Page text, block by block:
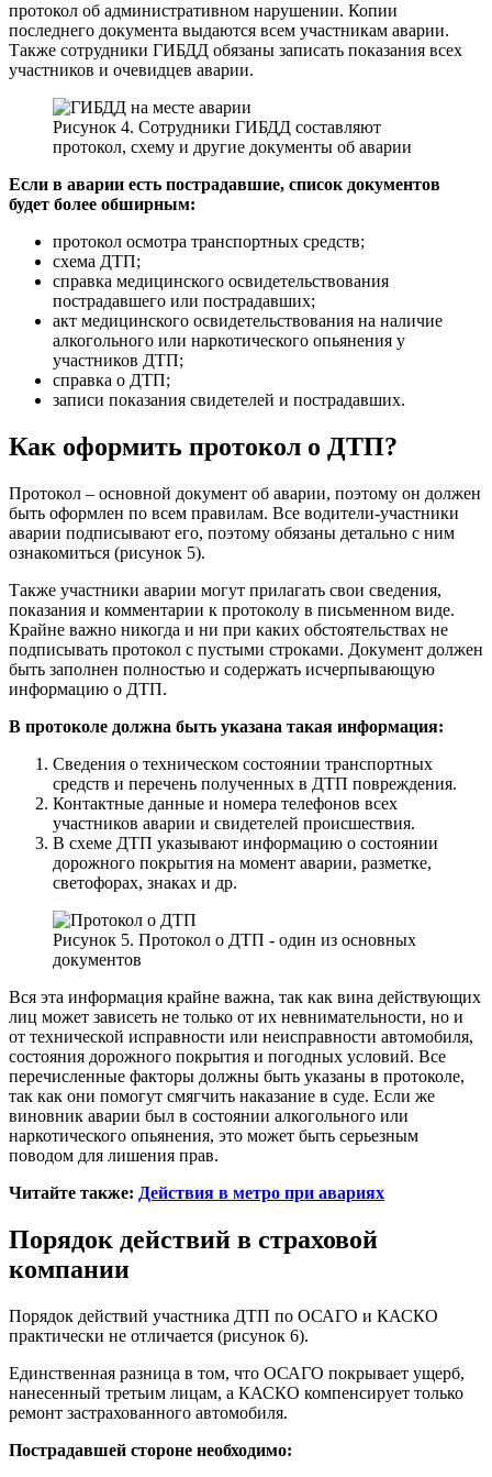
протокол об административном нарушении. Копии
последнего документа выдаются всем участникам аварии.
Также сотрудники ГИБДД обязаны записать показания всех
участников и очевидцев аварии.
Рисунок 4. Сотрудники ГИБДД составляют
протокол, схему и другие документы об аварии
Если в аварии есть пострадавшие, список документов
будет более обширным:
протокол осмотра транспортных средств;
схема ДТП;
справка медицинского освидетельствования
пострадавшего или пострадавших;
акт медицинского освидетельствования на наличие
алкогольного или наркотического опьянения у
участников ДТП;
справка о ДТП;
записи показания свидетелей и пострадавших.
Как оформить протокол о ДТП?
Протокол – основной документ об аварии, поэтому он должен
быть оформлен по всем правилам. Все водители-участники
аварии подписывают его, поэтому обязаны детально с ним
ознакомиться (рисунок 5).
Также участники аварии могут прилагать свои сведения,
показания и комментарии к протоколу в письменном виде.
Крайне важно никогда и ни при каких обстоятельствах не
подписывать протокол с пустыми строками. Документ должен
быть заполнен полностью и содержать исчерпывающую
информацию о ДТП.
В протоколе должна быть указана такая информация:
Сведения о техническом состоянии транспортных
средств и перечень полученных в ДТП повреждения.
Контактные данные и номера телефонов всех
участников аварии и свидетелей происшествия.
В схеме ДТП указывают информацию о состоянии
дорожного покрытия на момент аварии, разметке,
светофорах, знаках и др.
Рисунок 5. Протокол о ДТП - один из основных
документов
Вся эта информация крайне важна, так как вина действующих
лиц может зависеть не только от их невнимательности, но и
от технической исправности или неисправности автомобиля,
состояния дорожного покрытия и погодных условий. Все
перечисленные факторы должны быть указаны в протоколе,
так как они помогут смягчить наказание в суде. Если же
виновник аварии был в состоянии алкогольного или
наркотического опьянения, это может быть серьезным
поводом для лишения прав.
Читайте также: Действия в метро при авариях
Порядок действий в страховой
компании
Порядок действий участника ДТП по ОСАГО и КАСКО
практически не отличается (рисунок 6).
Единственная разница в том, что ОСАГО покрывает ущерб,
нанесенный третьим лицам, а КАСКО компенсирует только
ремонт застрахованного автомобиля.
Пострадавшей стороне необходимо: